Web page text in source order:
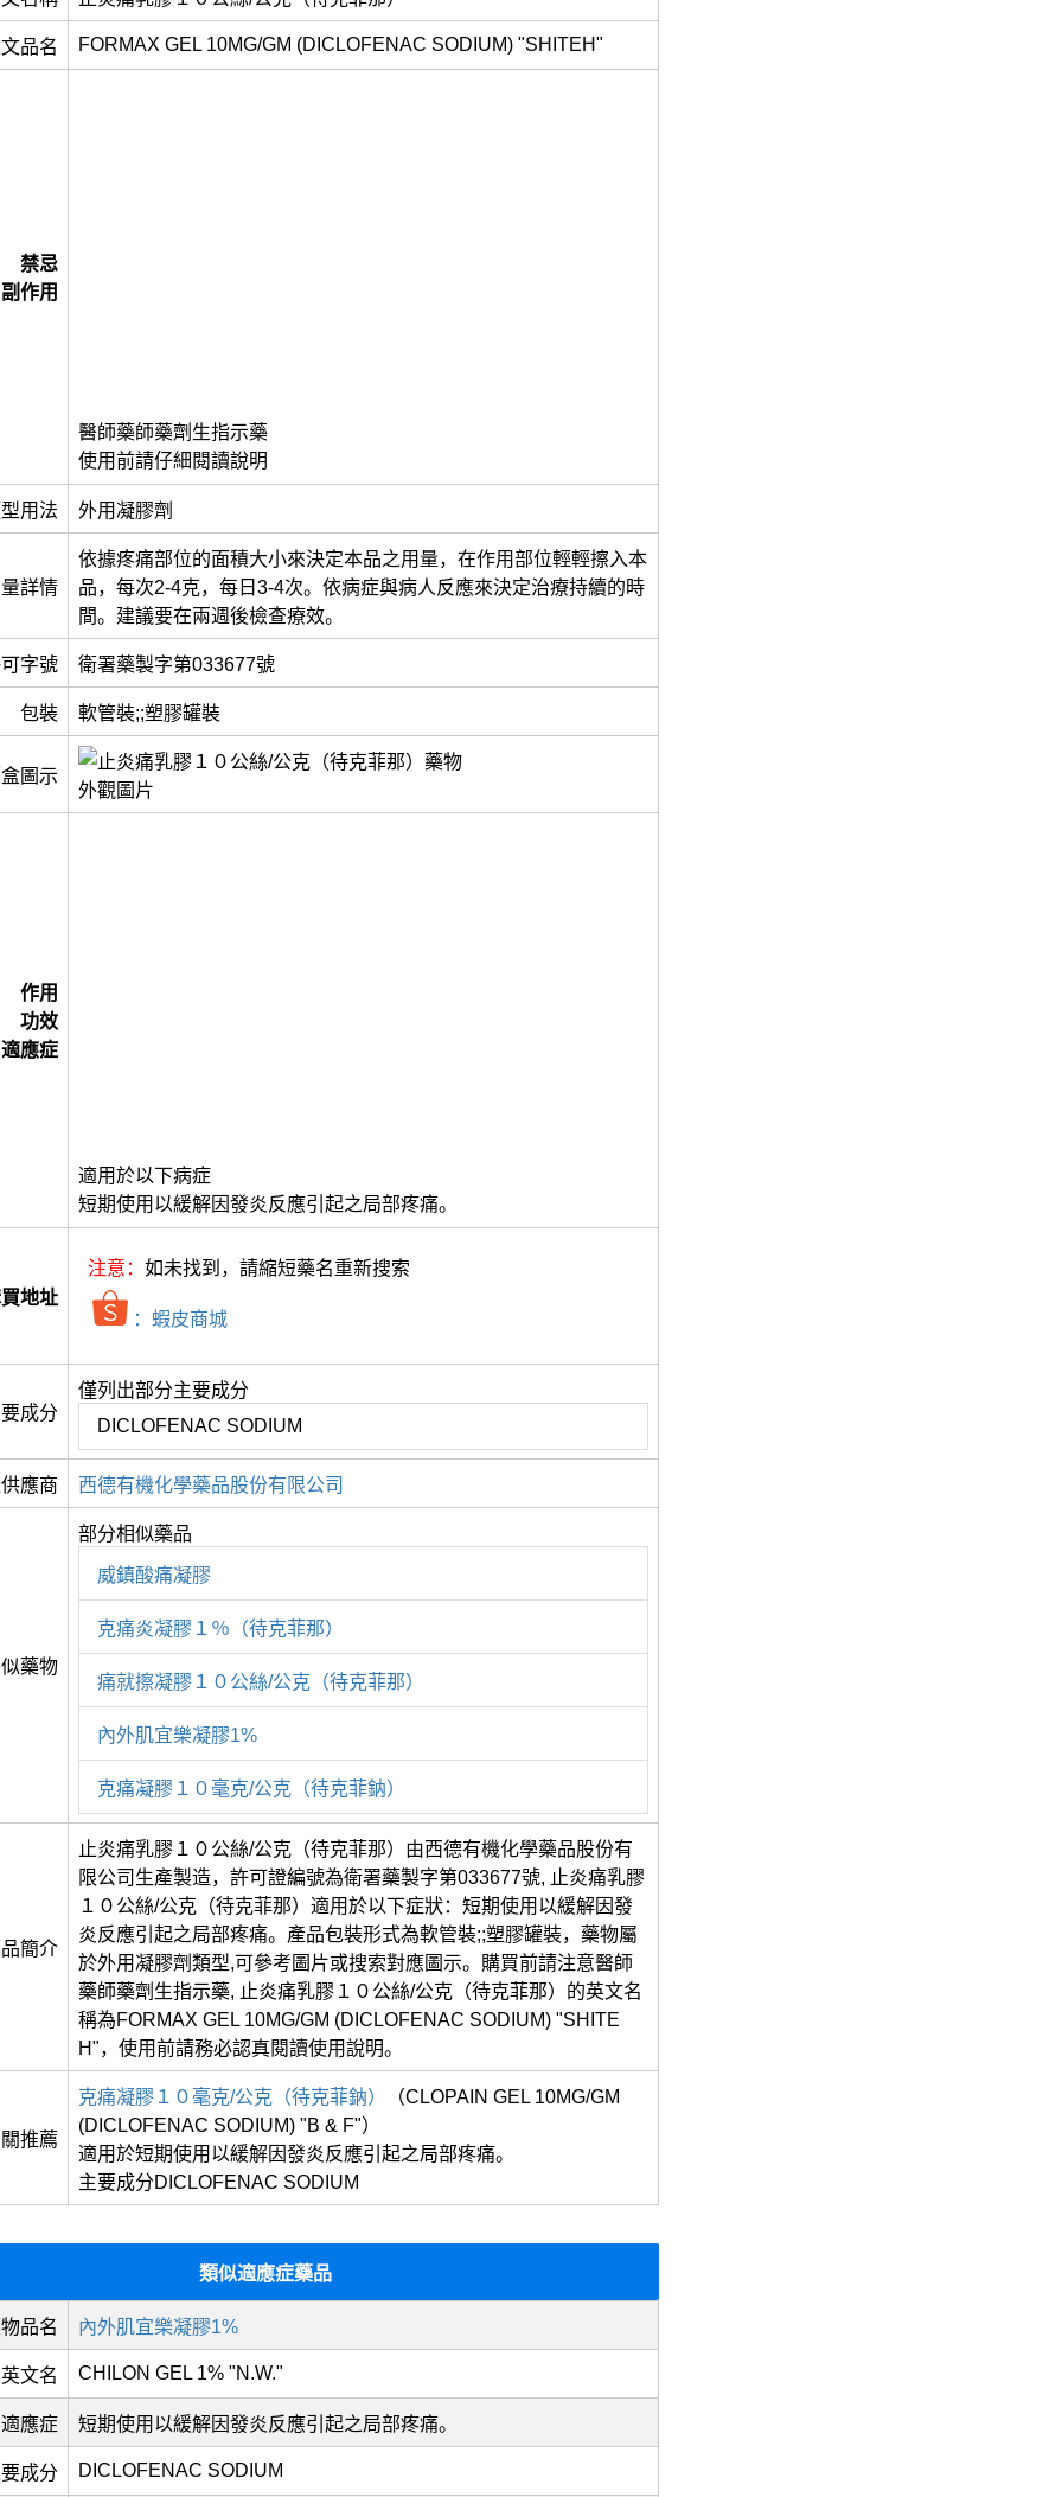
品名 FORMAX GEL 10MG/GM (DICLOFENAC SODIUM) "SHITEH"
禁忌
副作用
醫師藥師藥劑生指示藥
使用前請仔細閱讀說明
用法 外用凝膠劑
詳情
依據疼痛部位的面積大小來決定本品之用量，在作用部位輕輕擦入本
品，每次2-4克，每日3-4次。依病症與病人反應來決定治療持續的時
間。建議要在兩週後檢查療效。
字號 衛署藥製字第033677號
包裝 軟管裝;;塑膠罐裝
圖示
作用
功效
適應症
適用於以下病症
短期使用以緩解因發炎反應引起之局部疼痛。
地址
注意： 如未找到，請縮短藥名重新搜索
：蝦皮商城
成分
僅列出部分主要成分
DICLOFENAC SODIUM
應商 西德有機化學藥品股份有限公司
藥物
部分相似藥品
威鎮酸痛凝膠
克痛炎凝膠１％（待克菲那）
痛就擦凝膠１０公絲/公克（待克菲那）
內外肌宜樂凝膠1%
克痛凝膠１０毫克/公克（待克菲鈉）
簡介
止炎痛乳膠１０公絲/公克（待克菲那）由西德有機化學藥品股份有
限公司生產製造，許可證編號為衛署藥製字第033677號, 止炎痛乳膠
１０公絲/公克（待克菲那）適用於以下症狀：短期使用以緩解因發
炎反應引起之局部疼痛。產品包裝形式為軟管裝;;塑膠罐裝，藥物屬
於外用凝膠劑類型,可參考圖片或搜索對應圖示。購買前請注意醫師
藥師藥劑生指示藥, 止炎痛乳膠１０公絲/公克（待克菲那）的英文名
稱為FORMAX GEL 10MG/GM (DICLOFENAC SODIUM) "SHITE
H"，使用前請務必認真閱讀使用說明。
推薦
克痛凝膠１０毫克/公克（待克菲鈉）
（CLOPAIN GEL 10MG/GM
(DICLOFENAC SODIUM) "B & F"）
適用於短期使用以緩解因發炎反應引起之局部疼痛。
主要成分DICLOFENAC SODIUM
類似適應症藥品
品名 內外肌宜樂凝膠1%
英文名 CHILON GEL 1% "N.W."
適應症 短期使用以緩解因發炎反應引起之局部疼痛。
成分 DICLOFENAC SODIUM